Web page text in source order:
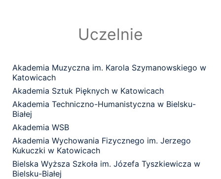
Uczelnie
Akademia Muzyczna im. Karola Szymanowskiego w
Katowicach
Akademia Sztuk Pięknych w Katowicach
Akademia Techniczno-Humanistyczna w Bielsku-
Białej
Akademia WSB
Akademia Wychowania Fizycznego im. Jerzego
Kukuczki w Katowicach
Bielska Wyższa Szkoła im. Józefa Tyszkiewicza w
Bielsku-Białej